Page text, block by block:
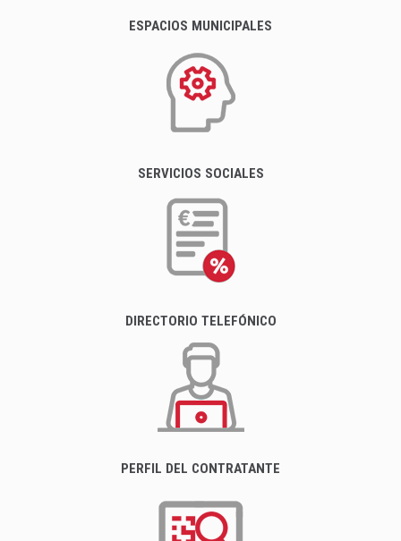
ESPACIOS MUNICIPALES
SERVICIOS SOCIALES
DIRECTORIO TELEFÓNICO
PERFIL DEL CONTRATANTE